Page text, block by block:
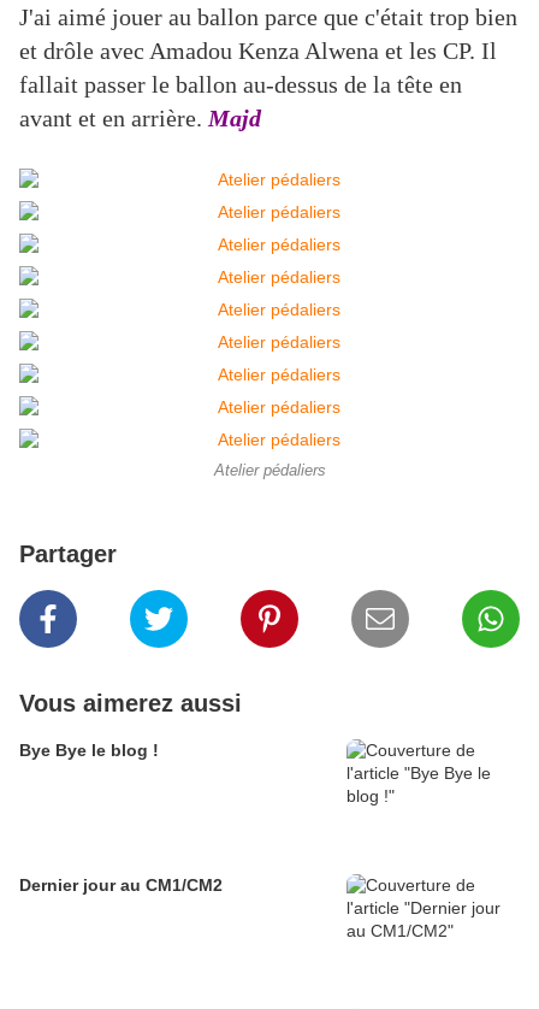
J'ai aimé jouer au ballon parce que c'était trop bien
et drôle avec Amadou Kenza Alwena et les CP. Il
fallait passer le ballon au-dessus de la tête en
avant et en arrière. Majd
Atelier pédaliers
Partager
Vous aimerez aussi
Bye Bye le blog !
Dernier jour au CM1/CM2